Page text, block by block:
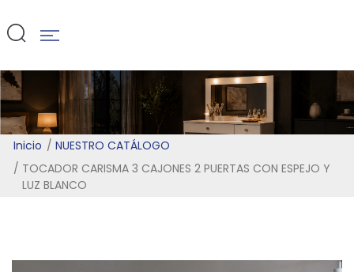
Inicio
NUESTRO CATÁLOGO
TOCADOR CARISMA 3 CAJONES 2 PUERTAS CON ESPEJO Y
LUZ BLANCO